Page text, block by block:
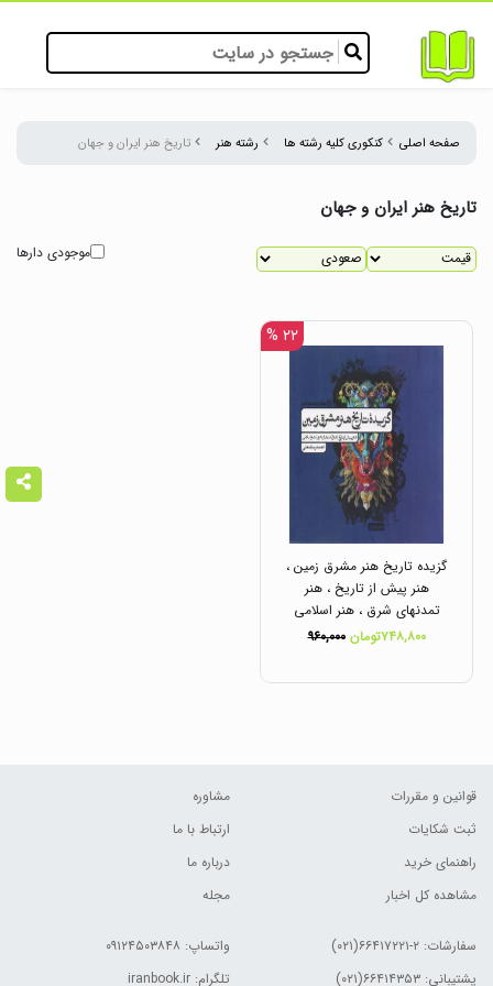
صفحه اصلی کنکوری کلیه رشته ها رشته هنر تاریخ هنر ایران و جهان
تاریخ هنر ایران و جهان
موجودی دارها
۲۲ %
گزیده تاریخ هنر مشرق زمین ،
هنر پیش از تاریخ ، هنر
تمدنهای شرق ، هنر اسلامی
رشته هنر انتشارات کارنامه
۷۴۸,۸۰۰تومان ۹۶۰,۰۰۰
قوانین و مقررات
ثبت شکایات
راهنمای خرید
مشاهده کل اخبار
مشاوره
ارتباط با ما
درباره ما
مجله
سفارشات: ۲-۶۶۴۱۷۲۲۱(۰۲۱)
پشتیبانی: ۶۶۴۱۴۳۵۳(۰۲۱)
واتساپ: ۰۹۱۲۴۵۰۳۸۴۸
تلگرام: iranbook.ir